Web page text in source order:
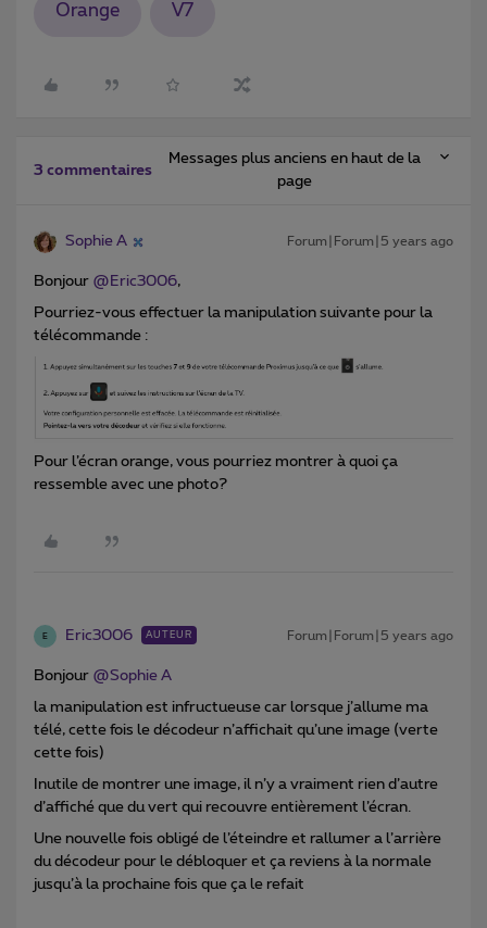
Orange V7
3 commentaires
Messages plus anciens en haut de la
page
Sophie A Forum|Forum|5 years ago
Bonjour @Eric3006,
Pourriez-vous effectuer la manipulation suivante pour la
télécommande :
Pour l’écran orange, vous pourriez montrer à quoi ça
ressemble avec une photo?
E Eric3006 AUTEUR Forum|Forum|5 years ago
Bonjour @Sophie A
la manipulation est infructueuse car lorsque j’allume ma
télé, cette fois le décodeur n’affichait qu’une image (verte
cette fois)
Inutile de montrer une image, il n’y a vraiment rien d’autre
d’affiché que du vert qui recouvre entièrement l’écran.
Une nouvelle fois obligé de l’éteindre et rallumer a l’arrière
du décodeur pour le débloquer et ça reviens à la normale
jusqu’à la prochaine fois que ça le refait